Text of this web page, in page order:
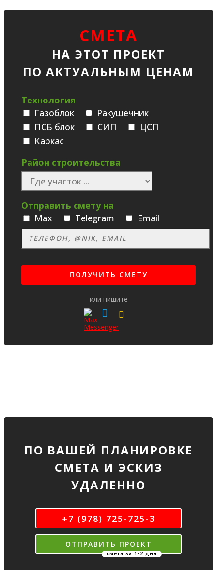
СМЕТА
НА ЭТОТ ПРОЕКТ
ПО АКТУАЛЬНЫМ ЦЕНАМ
Технология
Газоблок
Ракушечник
ПСБ блок
СИП
ЦСП
Каркас
Район строительства
Отправить смету на
Max
Telegram Email
или пишите
ПО ВАШЕЙ ПЛАНИРОВКЕ
СМЕТА И ЭСКИЗ
УДАЛЕННО
+7 (978) 725-725-3
ОТПРАВИТЬ ПРОЕКТ